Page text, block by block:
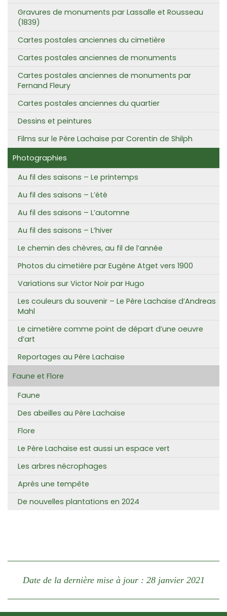
Gravures de monuments par Lassalle et Rousseau
(1839)
Cartes postales anciennes du cimetière
Cartes postales anciennes de monuments
Cartes postales anciennes de monuments par
Fernand Fleury
Cartes postales anciennes du quartier
Dessins et peintures
Films sur le Père Lachaise par Corentin de Shilph
Photographies
Au fil des saisons – Le printemps
Au fil des saisons – L’été
Au fil des saisons – L’automne
Au fil des saisons – L’hiver
Le chemin des chèvres, au fil de l’année
Photos du cimetière par Eugène Atget vers 1900
Variations sur Victor Noir par Hugo
Les couleurs du souvenir – Le Père Lachaise d’Andreas
Mahl
Le cimetière comme point de départ d’une oeuvre
d’art
Reportages au Père Lachaise
Faune et Flore
Faune
Des abeilles au Père Lachaise
Flore
Le Père Lachaise est aussi un espace vert
Les arbres nécrophages
Après une tempête
De nouvelles plantations en 2024
Date de la dernière mise à jour : 28 janvier 2021